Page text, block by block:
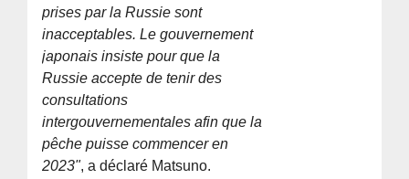
prises par la Russie sont
inacceptables. Le gouvernement
japonais insiste pour que la
Russie accepte de tenir des
consultations
intergouvernementales afin que la
pêche puisse commencer en
2023", a déclaré Matsuno.